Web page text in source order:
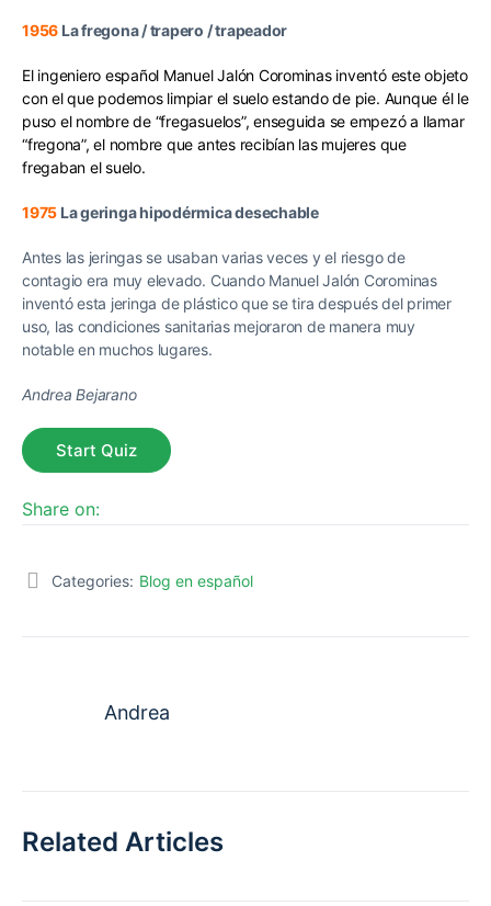
1956 La fregona / trapero / trapeador
El ingeniero español Manuel Jalón Corominas inventó este objeto
con el que podemos limpiar el suelo estando de pie. Aunque él le
puso el nombre de “fregasuelos”, enseguida se empezó a llamar
“fregona”, el nombre que antes recibían las mujeres que
fregaban el suelo.
1975 La geringa hipodérmica desechable
Antes las jeringas se usaban varias veces y el riesgo de
contagio era muy elevado. Cuando Manuel Jalón Corominas
inventó esta jeringa de plástico que se tira después del primer
uso, las condiciones sanitarias mejoraron de manera muy
notable en muchos lugares.
Andrea Bejarano
Share on:
Categories: Blog en español
Andrea
Related Articles